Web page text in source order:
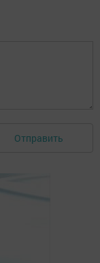
Отправить